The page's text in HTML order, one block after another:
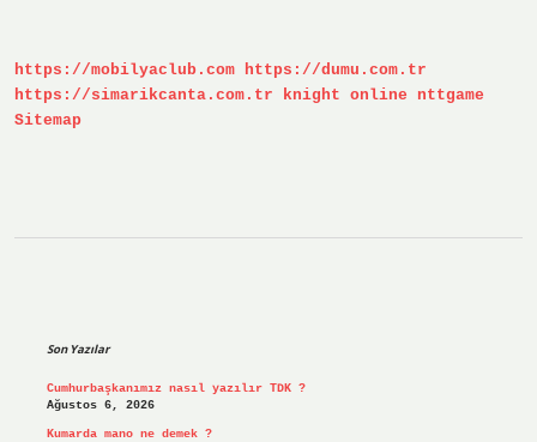
https://mobilyaclub.com https://dumu.com.tr
https://simarikcanta.com.tr
knight online
nttgame
Sitemap
Son Yazılar
Cumhurbaşkanımız nasıl yazılır TDK ?
Ağustos 6, 2026
Kumarda mano ne demek ?